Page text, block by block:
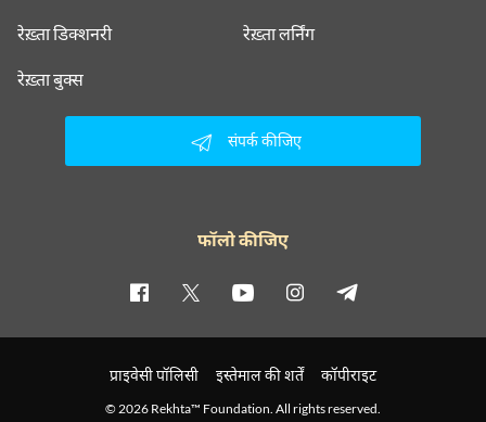
रेख़्ता डिक्शनरी रेख़्ता लर्निंग
रेख़्ता बुक्स
संपर्क कीजिए
फॉलो कीजिए
प्राइवेसी पॉलिसी इस्तेमाल की शर्तें कॉपीराइट
© 2026 Rekhta™ Foundation. All rights reserved.